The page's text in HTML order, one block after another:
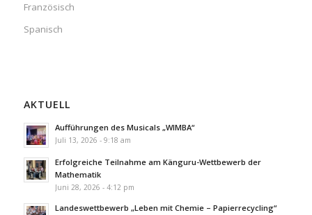
Französisch
Spanisch
AKTUELL
Aufführungen des Musicals „WIMBA“
Juli 13, 2026 - 9:18 am
Erfolgreiche Teilnahme am Känguru-Wettbewerb der
Mathematik
Juni 28, 2026 - 4:12 pm
Landeswettbewerb „Leben mit Chemie – Papierrecycling“